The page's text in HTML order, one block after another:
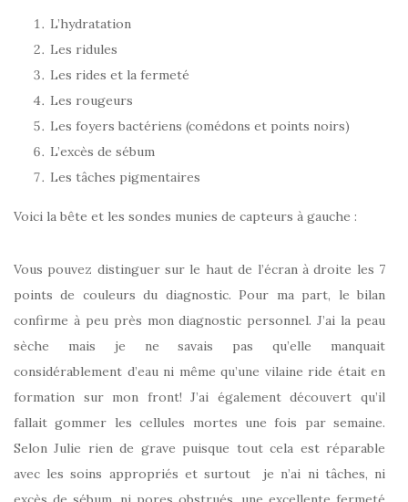
L’hydratation
Les ridules
Les rides et la fermeté
Les rougeurs
Les foyers bactériens (comédons et points noirs)
L’excès de sébum
Les tâches pigmentaires
Voici la bête et les sondes munies de capteurs à gauche :
Vous pouvez distinguer sur le haut de l’écran à droite les 7
points de couleurs du diagnostic. Pour ma part, le bilan
confirme à peu près mon diagnostic personnel. J’ai la peau
sèche mais je ne savais pas qu’elle manquait
considérablement d’eau ni même qu’une vilaine ride était en
formation sur mon front! J’ai également découvert qu’il
fallait gommer les cellules mortes une fois par semaine.
Selon Julie rien de grave puisque tout cela est réparable
avec les soins appropriés et surtout je n’ai ni tâches, ni